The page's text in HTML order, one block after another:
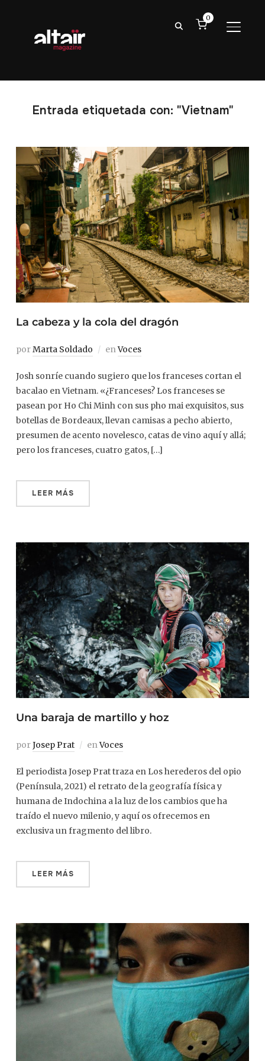
0
Entrada etiquetada con: "Vietnam"
La cabeza y la cola del dragón
porMarta Soldado enVoces
Josh sonríe cuando sugiero que los franceses cortan el
bacalao en Vietnam. «¿Franceses? Los franceses se
pasean por Ho Chi Minh con sus pho mai exquisitos, sus
botellas de Bordeaux, llevan camisas a pecho abierto,
presumen de acento novelesco, catas de vino aquí y allá;
pero los franceses, cuatro gatos, […]
LEER MÁS
Una baraja de martillo y hoz
porJosep Prat enVoces
El periodista Josep Prat traza en Los herederos del opio
(Península, 2021) el retrato de la geografía física y
humana de Indochina a la luz de los cambios que ha
traído el nuevo milenio, y aquí os ofrecemos en
exclusiva un fragmento del libro.
LEER MÁS